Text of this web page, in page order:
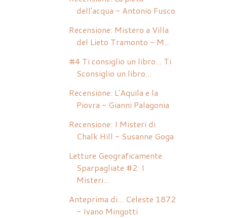
dell'acqua - Antonio Fusco
Recensione: Mistero a Villa
del Lieto Tramonto - M...
#4 Ti consiglio un libro... Ti
Sconsiglio un libro...
Recensione: L'Aquila e la
Piovra - Gianni Palagonia
Recensione: I Misteri di
Chalk Hill - Susanne Goga
Letture Geograficamente
Sparpagliate #2: I
Misteri...
Anteprima di... Celeste 1872
- Ivano Mingotti